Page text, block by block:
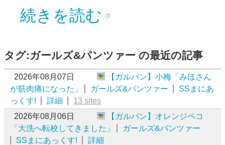
続きを読む
タグ:ガールズ&パンツァー の最近の記事
2026年08月07日
【ガルパン】小梅「みほさん
が筋肉痛になった」
ガールズ&パンツァー
SSまにあ
っくす!
詳細
13 sites
2026年08月06日
【ガルパン】オレンジペコ
「大洗へ転校してきました」
ガールズ&パンツァー
SSまにあっくす!
詳細